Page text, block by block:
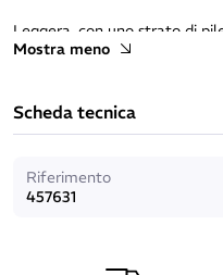
Leggera, con uno strato di
Mostra meno
Scheda tecnica
Riferimento
457631